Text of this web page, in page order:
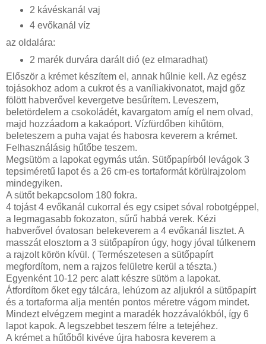
2 kávéskanál vaj
4 evőkanál víz
az oldalára:
2 marék durvára darált dió (ez elmaradhat)
Először a krémet készítem el, annak hűlnie kell. Az egész
tojásokhoz adom a cukrot és a vaníliakivonatot, majd gőz
fölött habverővel kevergetve besűrítem. Leveszem,
beletördelem a csokoládét, kavargatom amíg el nem olvad,
majd hozzáadom a kakaóport. Vízfürdőben kihűtöm,
beleteszem a puha vajat és habosra keverem a krémet.
Felhasználásig hűtőbe teszem.
Megsütöm a lapokat egymás után. Sütőpapírból levágok 3
tepsiméretű lapot és a 26 cm-es tortaformát körülrajzolom
mindegyiken.
A sütőt bekapcsolom 180 fokra.
4 tojást 4 evőkanál cukorral és egy csipet sóval robotgéppel,
a legmagasabb fokozaton, sűrű habbá verek. Kézi
habverővel óvatosan belekeverem a 4 evőkanál lisztet. A
masszát elosztom a 3 sütőpapíron úgy, hogy jóval túlkenem
a rajzolt körön kívül. ( Természetesen a sütőpapírt
megfordítom, nem a rajzos felületre kerül a tészta.)
Egyenként 10-12 perc alatt készre sütöm a lapokat.
Átfordítom őket egy tálcára, lehúzom az aljukról a sütőpapírt
és a tortaforma alja mentén pontos méretre vágom mindet.
Mindezt elvégzem megint a maradék hozzávalókból, így 6
lapot kapok. A legszebbet teszem félre a tetejéhez.
A krémet a hűtőből kivéve újra habosra keverem a